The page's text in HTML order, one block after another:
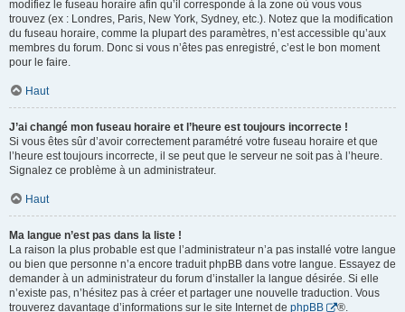
modifiez le fuseau horaire afin qu’il corresponde à la zone où vous vous
trouvez (ex : Londres, Paris, New York, Sydney, etc.). Notez que la modification
du fuseau horaire, comme la plupart des paramètres, n’est accessible qu’aux
membres du forum. Donc si vous n’êtes pas enregistré, c’est le bon moment
pour le faire.
Haut
J’ai changé mon fuseau horaire et l’heure est toujours incorrecte !
Si vous êtes sûr d’avoir correctement paramétré votre fuseau horaire et que
l’heure est toujours incorrecte, il se peut que le serveur ne soit pas à l’heure.
Signalez ce problème à un administrateur.
Haut
Ma langue n’est pas dans la liste !
La raison la plus probable est que l’administrateur n’a pas installé votre langue
ou bien que personne n’a encore traduit phpBB dans votre langue. Essayez de
demander à un administrateur du forum d’installer la langue désirée. Si elle
n’existe pas, n’hésitez pas à créer et partager une nouvelle traduction. Vous
trouverez davantage d’informations sur le site Internet de phpBB ®.